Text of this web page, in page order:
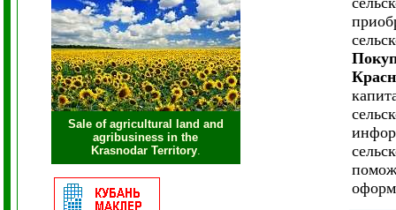
Sale of agricultural land and
agribusiness in the
Krasnodar Territory.